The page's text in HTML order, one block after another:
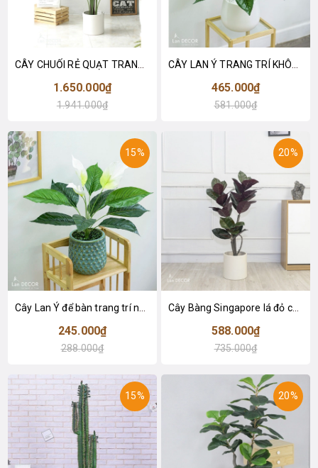
1.650.000₫
1.941.000₫
465.000₫
581.000₫
15%
245.000₫
288.000₫
20%
Cây Bàng Singapore lá đỏ cây giả trang trí Lan Decor (110cm) - LC2918-1
588.000₫
735.000₫
15% 20%